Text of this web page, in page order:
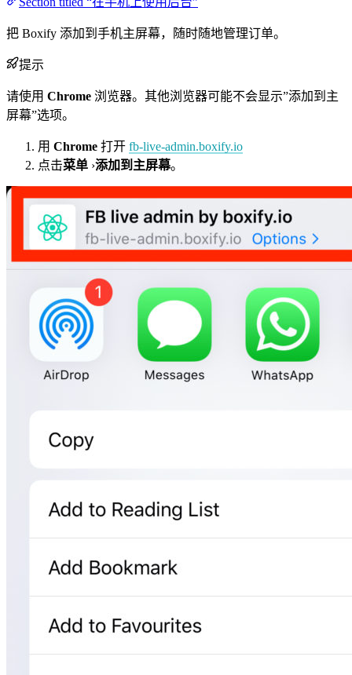
把 Boxify 添加到手机主屏幕，随时随地管理订单。
提示
请使用 Chrome 浏览器。其他浏览器可能不会显示”添加到主
屏幕”选项。
用 Chrome 打开 fb-live-admin.boxify.io
点击菜单 ›添加到主屏幕。